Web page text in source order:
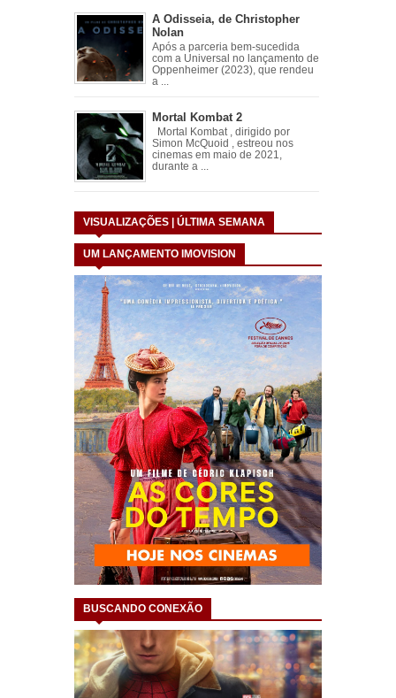
A Odisseia, de Christopher
Nolan
Após a parceria bem-sucedida
com a Universal no lançamento de
Oppenheimer (2023), que rendeu
a ...
Mortal Kombat 2
Mortal Kombat , dirigido por
Simon McQuoid , estreou nos
cinemas em maio de 2021,
durante a ...
VISUALIZAÇÕES | ÚLTIMA SEMANA
UM LANÇAMENTO IMOVISION
BUSCANDO CONEXÃO